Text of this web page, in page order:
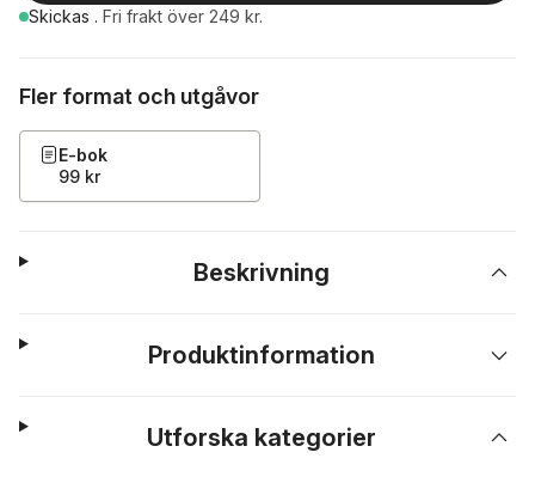
Skickas . Fri frakt över 249 kr.
Fler format och utgåvor
E-bok
99 kr
Beskrivning
Produktinformation
Utforska kategorier